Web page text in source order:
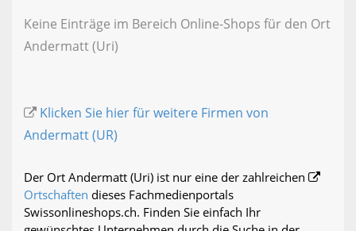
Keine Einträge im Bereich Online-Shops für den Ort
Andermatt (Uri)
Klicken Sie hier für weitere Firmen von
Andermatt (UR)
Der Ort Andermatt (Uri) ist nur eine der zahlreichen
Ortschaften dieses Fachmedienportals
Swissonlineshops.ch. Finden Sie einfach Ihr